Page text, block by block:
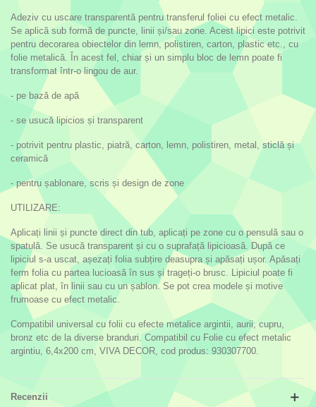
Adeziv cu uscare transparentă pentru transferul foliei cu efect metalic.
Se aplică sub formă de puncte, linii și/sau zone. Acest lipici este potrivit
pentru decorarea obiectelor din lemn, polistiren, carton, plastic etc., cu
folie metalică. În acest fel, chiar și un simplu bloc de lemn poate fi
transformat într-o lingou de aur.
- pe bază de apă
- se usucă lipicios și transparent
- potrivit pentru plastic, piatră, carton, lemn, polistiren, metal, sticlă și
ceramică
- pentru șablonare, scris și design de zone
UTILIZARE:
Aplicați linii și puncte direct din tub, aplicați pe zone cu o pensulă sau o
spatulă. Se usucă transparent și cu o suprafață lipicioasă. După ce
lipiciul s-a uscat, așezați folia subțire deasupra și apăsați ușor. Apăsați
ferm folia cu partea lucioasă în sus și trageți-o brusc. Lipiciul poate fi
aplicat plat, în linii sau cu un șablon. Se pot crea modele și motive
frumoase cu efect metalic.
Compatibil universal cu folii cu efecte metalice argintii, aurii, cupru,
bronz etc de la diverse branduri. Compatibil cu Folie cu efect metalic
argintiu, 6,4x200 cm, VIVA DECOR, cod produs: 930307700.
Recenzii